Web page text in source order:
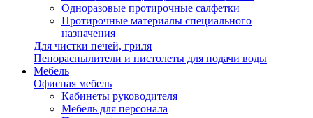
Одноразовые протирочные салфетки
Протирочные материалы специального
назначения
Для чистки печей, гриля
Пенораспылители и пистолеты для подачи воды
Мебель
Офисная мебель
Кабинеты руководителя
Мебель для персонала